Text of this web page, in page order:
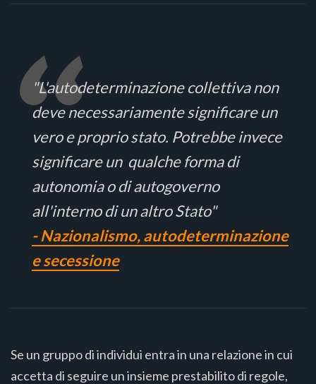
"L'autodeterminazione collettiva non
deve necessariamente significare un
vero e proprio stato. Potrebbe invece
significare un qualche forma di
autonomia o di autogoverno
all'interno di un altro Stato"
- Nazionalismo, autodeterminazione
e secessione
Se un gruppo di individui entra in una relazione in cui
accetta di seguire un insieme prestabilito di regole,